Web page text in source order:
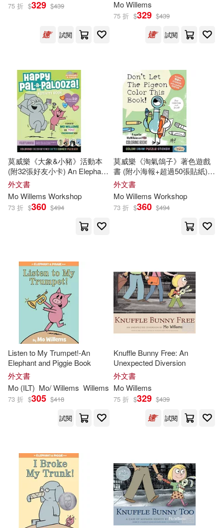
Paula(3) 莫．威廉斯(3)
Colich(2) Dan/ Willems(2)
Kate(2)
Mo (FRW)(2) Mo (INT)(2)
Santat(2) Schulz(2)
Alrutz(1) Amber (ILT)(1)
Charise Mericle(1)
Charles M./ Groth(1)
Charles M./ Willems(1)
Cousins(1)
Craig (EDT)/ Willems(1)
Deborah Wicks (CON)(1)
Eric (FRW)(1)
Gary (EDT)/ Willems(1)
Disney-Hyperion(5)
Wonder-Shirts Inc(5)
采實文化(5) 小魯文化(3)
Andana Editorial(2)
Lectorum Pubns(2)
Rosen Pub Group(1)
Yoe Books(1) 小天下(1)
可港澳店取(300)
可新加坡店取(300)
可菲律賓店取(300)
上市日期
一個月內上市新品(4)
(可複選)
現在可購買商品(124)
作者/演唱/譯/編/繪(85)
價格
範圍
-
75 折 $329 $439
試閱
MoWillems
75 折 $329 $439
試閱
莫威樂《大象&小豬》活動本
(附32張好友小卡) An Elephant
& Piggie PAL-A-PALOOZA!
Activity Book
外文書
MoWillems Workshop
73 折 $360 $494
莫威樂《淘氣鴿子》著色遊戲
書 (附小海報+超過50張貼紙)
Don’t Let the Pigeon Color This
Book!: A Superfun
and You Coloring Book!
外文書
MoWillems Workshop
73 折 $360 $494
Listen to My Trumpet!-An
Elephant and Piggie Book
外文書
Mo (ILT) Mo/Willems Willems
73 折 $305 $418
試閱
Knuffle Bunny Free: An
Unexpected Diversion
外文書
MoWillems
75 折 $329 $439
試閱